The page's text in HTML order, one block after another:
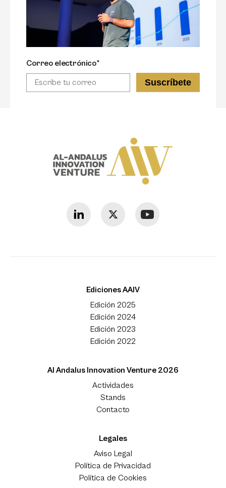
Correo electrónico*
Ediciones AAIV
Edición 2025
Edición 2024
Edición 2023
Edición 2022
Al Andalus Innovation Venture 2026
Actividades
Stands
Contacto
Legales
Aviso Legal
Política de Privacidad
Política de Cookies